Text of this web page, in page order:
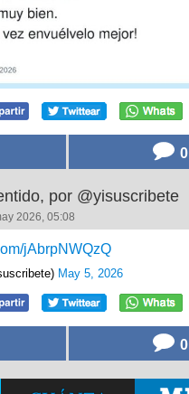
0
por @yisuscribete
2026, 05:08
jAbrpNWQzQ
May 5, 2026
0